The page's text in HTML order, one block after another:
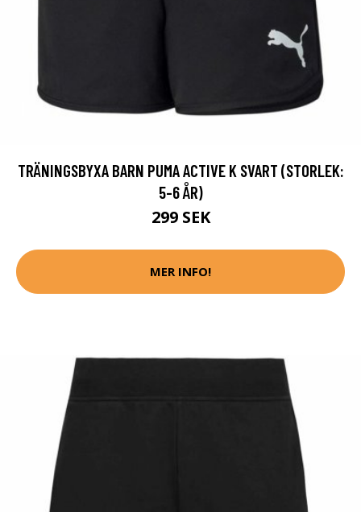
TRÄNINGSBYXA BARN PUMA ACTIVE K SVART (STORLEK:
5-6 ÅR)
299 SEK
MER INFO!